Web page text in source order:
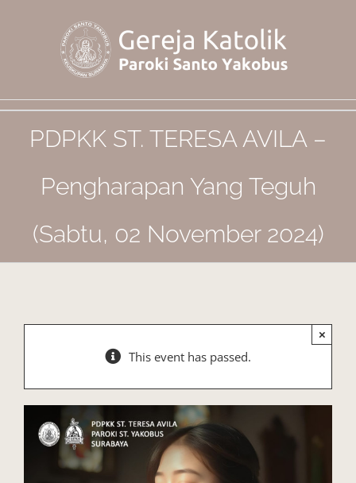
PDPKK ST. TERESA AVILA –
Pengharapan Yang Teguh
(Sabtu, 02 November 2024)
This event has passed.
×